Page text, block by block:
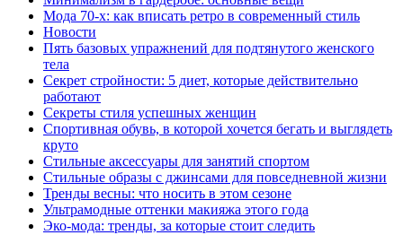
Мода 70-х: как вписать ретро в современный стиль
Новости
Пять базовых упражнений для подтянутого женского
тела
Секрет стройности: 5 диет, которые действительно
работают
Секреты стиля успешных женщин
Спортивная обувь, в которой хочется бегать и выглядеть
круто
Стильные аксессуары для занятий спортом
Стильные образы с джинсами для повседневной жизни
Тренды весны: что носить в этом сезоне
Ультрамодные оттенки макияжа этого года
Эко-мода: тренды, за которые стоит следить